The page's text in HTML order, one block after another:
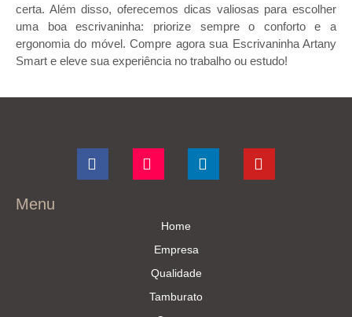
certa. Além disso, oferecemos dicas valiosas para escolher
uma boa escrivaninha: priorize sempre o conforto e a
ergonomia do móvel. Compre agora sua Escrivaninha Artany
Smart e eleve sua experiência no trabalho ou estudo!
Menu
Home
Empresa
Qualidade
Tamburato